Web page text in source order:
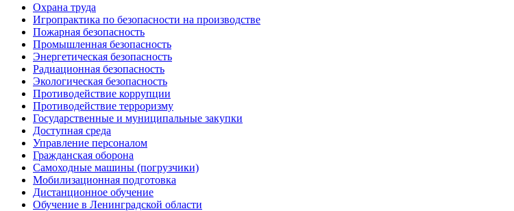
Охрана труда
Игропрактика по безопасности на производстве
Пожарная безопасность
Промышленная безопасность
Энергетическая безопасность
Радиационная безопасность
Экологическая безопасность
Противодействие коррупции
Противодействие терроризму
Государственные и муниципальные закупки
Доступная среда
Управление персоналом
Гражданская оборона
Самоходные машины (погрузчики)
Мобилизационная подготовка
Дистанционное обучение
Обучение в Ленинградской области